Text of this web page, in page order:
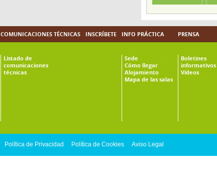
COMUNICACIONES TÉCNICAS
Listado de
comunicaciones
técnicas
INSCRÍBETE INFO PRÁCTICA
Sede
Cómo llegar
Alojamiento
Mapa de las salas
PRENSA
Boletines
informativos
Vídeos
Política de Privacidad Política de Cookies Aviso Legal